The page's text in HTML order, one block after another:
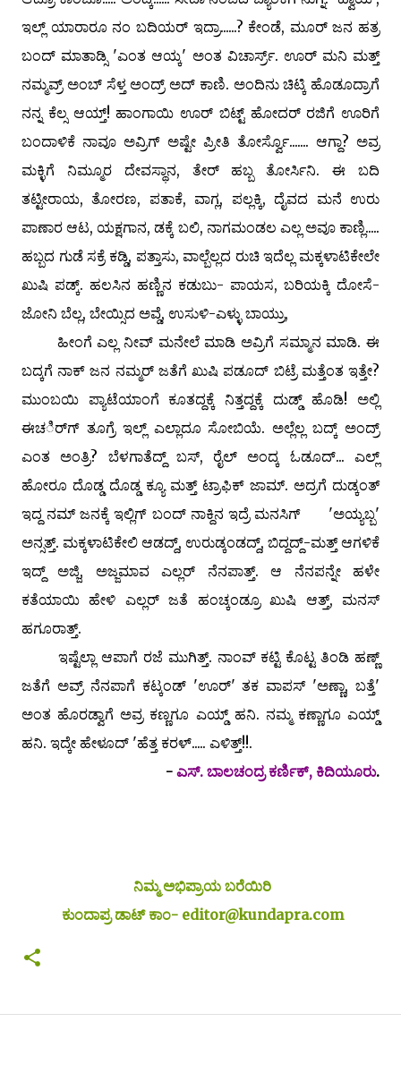
ಇಲ್ಲ್ ಯಾರಾರೂ ನಂ ಬದಿಯರ್ ಇದ್ರಾ......? ಕೇಂಡೆ, ಮೂರ್ ಜನ ಹತ್ರ
ಬಂದ್ ಮಾತಾಡ್ಸಿ 'ಎಂತ ಆಯ್ಕ' ಅಂತ ವಿಚಾರ್ಸ್ರ್. ಊರ್ ಮನಿ ಮತ್ತ್
ನಮ್ಮವ್ರ್ ಅಂಬ್ ಸೆಳ್ತ ಅಂದ್ರ್ ಅದ್ ಕಾಣಿ. ಅಂದಿನು ಚಿಟ್ಕಿ ಹೊಡೂದ್ರಾಗೆ
ನನ್ನ ಕೆಲ್ಸ ಆಯ್ತ್! ಹಾಂಗಾಯಿ ಊರ್ ಬಿಟ್ಟ್ ಹೋದರ್ ರಜಿಗೆ ಊರಿಗೆ
ಬಂದಾಳಿಕೆ ನಾವೂ ಅವ್ರಿಗ್ ಅಷ್ಟೇ ಪ್ರೀತಿ ತೋರ್ಸ್ವೊ....... ಆಗ್ದಾ? ಅವ್ರ
ಮಕ್ಳಿಗೆ ನಿಮ್ಮೂರ ದೇವಸ್ಥಾನ, ತೇರ್ ಹಬ್ಬ ತೋರ್ಸಿನಿ. ಈ ಬದಿ
ತಟ್ಟೀರಾಯ, ತೋರಣ, ಪತಾಕೆ, ವಾಗ್ಲ, ಪಲ್ಲಕ್ಕಿ, ದೈವದ ಮನೆ ಉರು
ಪಾಣಾರ ಆಟ, ಯಕ್ಷಗಾನ, ಡಕ್ಕೆ ಬಲಿ, ನಾಗಮಂಡಲ ಎಲ್ಲ ಅವೂ ಕಾಣ್ಲಿ.....
ಹಬ್ಬದ ಗುಡೆ ಸಕ್ರೆ ಕಡ್ಡಿ, ಪತ್ತಾಸು, ವಾಲ್ಬೆಲ್ಲದ ರುಚಿ ಇದೆಲ್ಲ ಮಕ್ಕಳಾಟಿಕೇಲೇ
ಖುಷಿ ಪಡ್ಕ್. ಹಲಸಿನ ಹಣ್ಣಿನ ಕಡುಬು- ಪಾಯಸ, ಬರಿಯಕ್ಕಿ ದೋಸೆ-
ಜೋನಿ ಬೆಲ್ಲ, ಬೇಯ್ಸಿದ ಅವ್ಡೆ, ಉಸುಳಿ-ಎಳ್ಳು ಬಾಯ್ರು,
ಹೀಂಗೆ ಎಲ್ಲ ನೀವ್ ಮನೇಲೆ ಮಾಡಿ ಅವ್ರಿಗೆ ಸಮ್ಮಾನ ಮಾಡಿ. ಈ
ಬದ್ಕಗೆ ನಾಕ್ ಜನ ನಮ್ಮರ್ ಜತೆಗೆ ಖುಷಿ ಪಡೂದ್ ಬಿಟ್ರೆ ಮತ್ತೆಂತ ಇತ್ತೇ?
ಮುಂಬಯಿ ಪ್ಯಾಟೆಯಾಂಗೆ ಕೂತದ್ದಕ್ಕೆ ನಿತ್ತದ್ದಕ್ಕೆ ದುಡ್ಡ್ ಹೊಡಿ! ಅಲ್ಲಿ
ಈಚರ್ಿಗ್ ತೂಗ್ರೆ ಇಲ್ಲ್ ಎಲ್ಲಾದೂ ಸೋಬಿಯೆ. ಅಲ್ಲೆಲ್ಲ ಬದ್ಕ್ ಅಂದ್ರ್
ಎಂತ ಅಂತ್ರಿ? ಬೆಳಗಾತೆದ್ದ್ ಬಸ್, ರೈಲ್ ಅಂದ್ಕ ಓಡೂದ್... ಎಲ್ಲ್
ಹೋರೂ ದೊಡ್ಡ ದೊಡ್ಡ ಕ್ಯೂ ಮತ್ತ್ ಟ್ರಾಫಿಕ್ ಜಾಮ್. ಅದ್ರಗೆ ದುಡ್ಕಂತ್
ಇದ್ದ ನಮ್ ಜನಕ್ಕೆ ಇಲ್ಲಿಗ್ ಬಂದ್ ನಾಕ್ದಿನ ಇದ್ರೆ ಮನಸಿಗ್ 'ಅಯ್ಯಬ್ಬ'
ಅನ್ಸತ್ತ್. ಮಕ್ಕಳಾಟಿಕೇಲಿ ಆಡದ್ದ್, ಉರುಡ್ಕಂಡದ್ದ್, ಬಿದ್ದದ್ದ್-ಮತ್ತ್ ಆಗಳಿಕೆ
ಇದ್ದ್ ಅಜ್ಜಿ, ಅಜ್ಜಮಾವ ಎಲ್ಲರ್ ನೆನಪಾತ್ತ್. ಆ ನೆನಪನ್ನೇ ಹಳೇ
ಕತೆಯಾಯಿ ಹೇಳಿ ಎಲ್ಲರ್ ಜತೆ ಹಂಚ್ಕಂಡ್ರೂ ಖುಷಿ ಆತ್ತ್, ಮನಸ್
ಹಗೂರಾತ್ತ್.
ಇಷ್ಟೆಲ್ಲಾ ಆಪಾಗೆ ರಜೆ ಮುಗಿತ್ತ್. ನಾಂವ್ ಕಟ್ಟಿ ಕೊಟ್ಟ ತಿಂಡಿ ಹಣ್ಣ್
ಜತೆಗೆ ಅವ್ರ್ ನೆನಪಾಗೆ ಕಟ್ಕಂಡ್ 'ಊರ್' ತಕ ವಾಪಸ್ 'ಅಣ್ಣಾ, ಬತ್ತೆ'
ಅಂತ ಹೊರಡ್ವಾಗೆ ಅವ್ರ ಕಣ್ಣಗೂ ಎಯ್ಡ್ ಹನಿ. ನಮ್ಮ ಕಣ್ಣಾಗೂ ಎಯ್ಡ್
ಹನಿ. ಇದ್ಕೇ ಹೇಳೂದ್ 'ಹೆತ್ತ ಕರಳ್..... ಎಳಿತ್ತ್!!.
- ಎಸ್. ಬಾಲಚಂದ್ರ ಕರ್ಣಿಕ್, ಕಿದಿಯೂರು.
ನಿಮ್ಮ ಅಭಿಪ್ರಾಯ ಬರೆಯಿರಿ
ಕುಂದಾಪ್ರ ಡಾಟ್ ಕಾಂ- editor@kundapra.com